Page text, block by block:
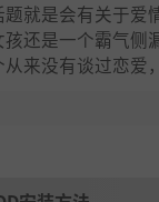
就是会有关于爱
还是一个霸气侧
来没有谈过恋爱